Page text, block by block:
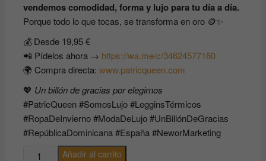
vendemos comodidad, forma y lujo para tu día a día.
Porque todo lo que tocas, se transforma en oro 🪙✨
💰 Desde 19,95 €
📲 Pídelos ahora → https://wa.me/c/34624577160
🌍 Compra directa: www.patricqueen.com
💖 Un billón de gracias por elegirnos
#PatricQueen #SomosLujo #LegginsTérmicos
#RopaDeInvierno #ModaDeLujo #UnBillónDeGracias
#RepúblicaDominicana #España #NeworMarketing
Añadir al carrito